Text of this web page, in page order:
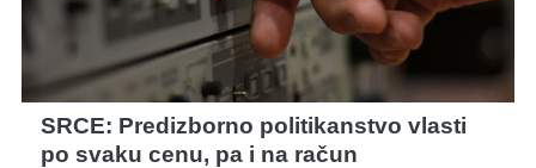
SRCE: Predizborno politikanstvo vlasti
po svaku cenu, pa i na račun